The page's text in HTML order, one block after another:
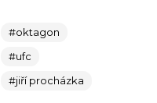
#oktagon
#ufc
#jiří procházka